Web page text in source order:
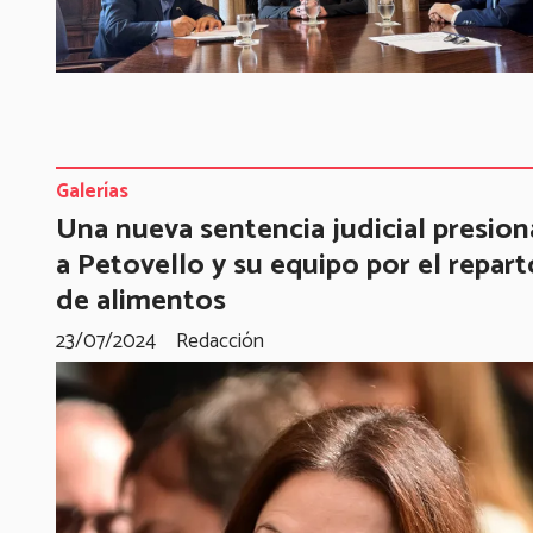
Una nueva sentencia judicial
a Petovello y su equipo por el
de alimentos
Redacción
Galerías
23/07/2024